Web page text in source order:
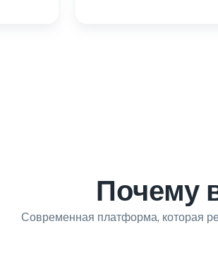
Почему
Современная платформа, которая